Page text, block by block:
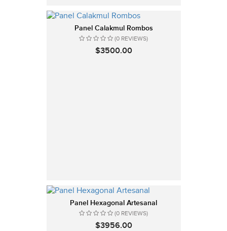
Panel Calakmul Rombos
(0 REVIEWS)
$3500.00
Panel Hexagonal Artesanal
(0 REVIEWS)
$3956.00